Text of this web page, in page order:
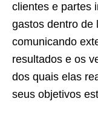
clientes e partes
gastos dentro de
comunicando
resultados e os
dos quais elas
seus objetivos